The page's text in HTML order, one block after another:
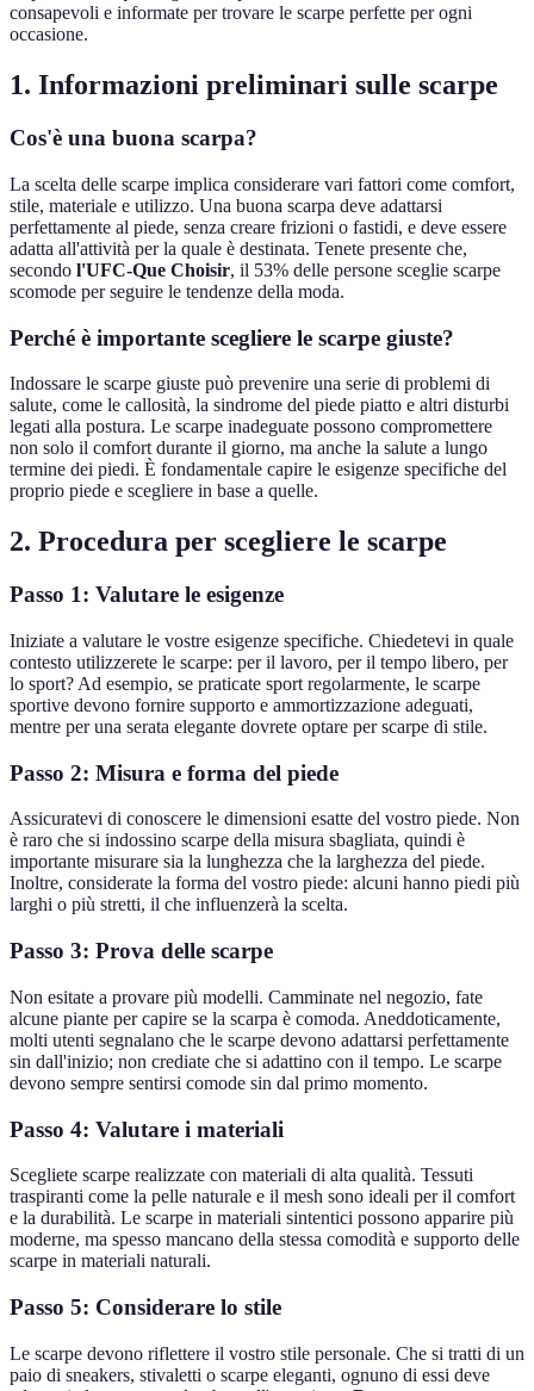
consapevoli e informate per trovare le scarpe perfette per ogni
occasione.
1. Informazioni preliminari sulle scarpe
Cos'è una buona scarpa?
La scelta delle scarpe implica considerare vari fattori come comfort,
stile, materiale e utilizzo. Una buona scarpa deve adattarsi
perfettamente al piede, senza creare frizioni o fastidi, e deve essere
adatta all'attività per la quale è destinata. Tenete presente che,
secondo l'UFC-Que Choisir, il 53% delle persone sceglie scarpe
scomode per seguire le tendenze della moda.
Perché è importante scegliere le scarpe giuste?
Indossare le scarpe giuste può prevenire una serie di problemi di
salute, come le callosità, la sindrome del piede piatto e altri disturbi
legati alla postura. Le scarpe inadeguate possono compromettere
non solo il comfort durante il giorno, ma anche la salute a lungo
termine dei piedi. È fondamentale capire le esigenze specifiche del
proprio piede e scegliere in base a quelle.
2. Procedura per scegliere le scarpe
Passo 1: Valutare le esigenze
Iniziate a valutare le vostre esigenze specifiche. Chiedetevi in quale
contesto utilizzerete le scarpe: per il lavoro, per il tempo libero, per
lo sport? Ad esempio, se praticate sport regolarmente, le scarpe
sportive devono fornire supporto e ammortizzazione adeguati,
mentre per una serata elegante dovrete optare per scarpe di stile.
Passo 2: Misura e forma del piede
Assicuratevi di conoscere le dimensioni esatte del vostro piede. Non
è raro che si indossino scarpe della misura sbagliata, quindi è
importante misurare sia la lunghezza che la larghezza del piede.
Inoltre, considerate la forma del vostro piede: alcuni hanno piedi più
larghi o più stretti, il che influenzerà la scelta.
Passo 3: Prova delle scarpe
Non esitate a provare più modelli. Camminate nel negozio, fate
alcune piante per capire se la scarpa è comoda. Aneddoticamente,
molti utenti segnalano che le scarpe devono adattarsi perfettamente
sin dall'inizio; non crediate che si adattino con il tempo. Le scarpe
devono sempre sentirsi comode sin dal primo momento.
Passo 4: Valutare i materiali
Scegliete scarpe realizzate con materiali di alta qualità. Tessuti
traspiranti come la pelle naturale e il mesh sono ideali per il comfort
e la durabilità. Le scarpe in materiali sintentici possono apparire più
moderne, ma spesso mancano della stessa comodità e supporto delle
scarpe in materiali naturali.
Passo 5: Considerare lo stile
Le scarpe devono riflettere il vostro stile personale. Che si tratti di un
paio di sneakers, stivaletti o scarpe eleganti, ognuno di essi deve